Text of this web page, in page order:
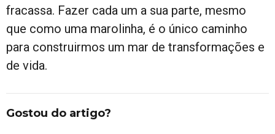
fracassa. Fazer cada um a sua parte, mesmo
que como uma marolinha, é o único caminho
para construirmos um mar de transformações e
de vida.
Gostou do artigo?